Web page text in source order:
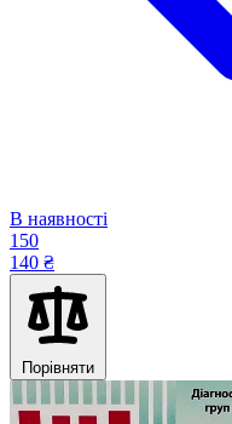
В наявності
150
140 ₴
Порівняти